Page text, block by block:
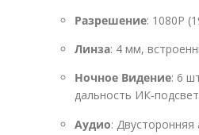
Разрешение: 1080P
Линза: 4 мм,
Ночное Видение: 6
дальность ИК-
Аудио: Двусторонняя